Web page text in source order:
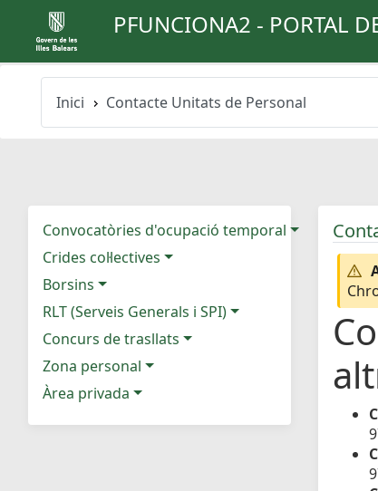
PFUNCIONA2 - PORTAL
Inici Contacte Unitats de Personal
Convocatòries d'ocupació temporal
Crides col·lectives
Borsins
RLT (Serveis Generals i SPI)
Concurs de trasllats
Zona personal
Àrea privada